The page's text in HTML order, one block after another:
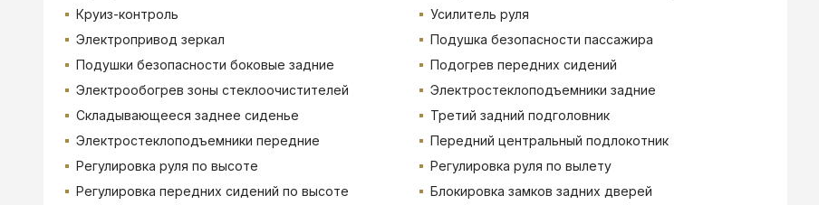
Круиз-контроль
Усилитель руля
Электропривод зеркал
Подушка безопасности пассажира
Подушки безопасности боковые задние
Подогрев передних сидений
Электрообогрев зоны стеклоочистителей
Электростеклоподъемники задние
Складывающееся заднее сиденье
Третий задний подголовник
Электростеклоподъемники передние
Передний центральный подлокотник
Регулировка руля по высоте
Регулировка руля по вылету
Регулировка передних сидений по высоте
Блокировка замков задних дверей